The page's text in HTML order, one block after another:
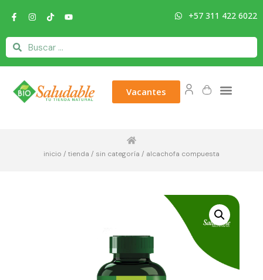
+57 311 422 6022
Vacantes
inicio / tienda / sin categoría / alcachofa compuesta